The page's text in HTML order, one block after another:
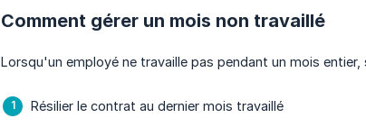
Comment gérer un mois non travaillé
Lorsqu'un employé ne travaille pas pendant un mois entier,
Résilier le contrat au dernier mois travaillé